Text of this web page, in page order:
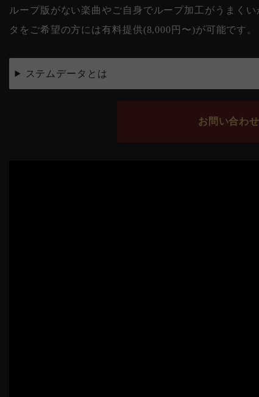
ループ版がない楽曲やご自身でループ加工がうまく
タをご希望の方には有料提供(8,000円〜)が可能です。
ステムデータとは
お問い合わ